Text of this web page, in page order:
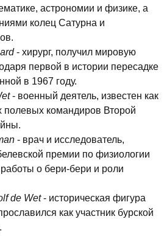
астрономии и физике, а
колец Сатурна и
- хирург, получил мировую
первой в истории пересадке
в 1967 году.
- военный деятель, известен как
полевых командиров Второй
- врач и исследователь,
премии по физиологии
о бери-бери и роли
de Wet- историческая фигура
как участник бурской